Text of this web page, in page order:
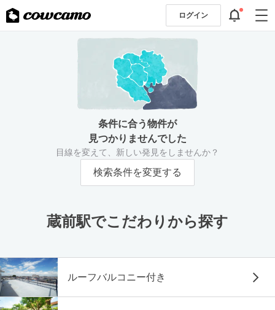
ログイン
条件に合う物件が
見つかりませんでした
目線を変えて、新しい発見をしませんか？
検索条件を変更する
蔵前駅でこだわりから探す
ルーフバルコニー付き